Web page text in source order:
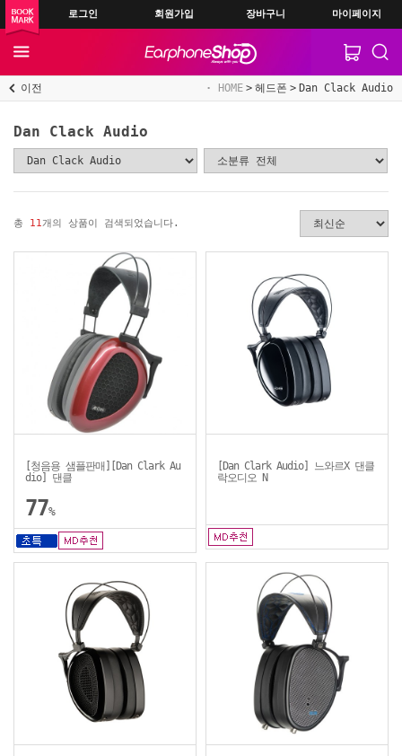
로그인 회원가입 장바구니 마이페이지
이전 HOME 헤드폰 Dan Clack Audio
Dan Clack Audio
총 11개의 상품이 검색되었습니다.
[청음용 샘플판매][Dan Clark Au
dio] 댄클
77%
[Dan Clark Audio] 느와르X 댄클
락오디오 N